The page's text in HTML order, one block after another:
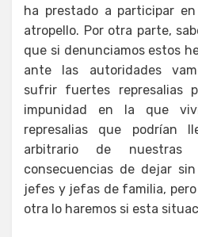
ha prestado a participar
atropello. Por otra parte,
que si denunciamos estos
ante las autoridades
sufrir fuertes represalias
impunidad en la que
represalias que podrían
arbitrario de nuestras
consecuencias de dejar
jefes y jefas de familia,
otra lo haremos si esta